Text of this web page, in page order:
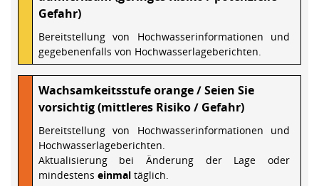
Gefahr)
Bereitstellung von Hochwasserinformationen und
gegebenenfalls von Hochwasserlageberichten.
Wachsamkeitsstufe orange / Seien Sie
vorsichtig (mittleres Risiko / Gefahr)
Bereitstellung von Hochwasserinformationen und
Hochwasserlageberichten.
Aktualisierung bei Änderung der Lage oder
mindestens einmaltäglich.